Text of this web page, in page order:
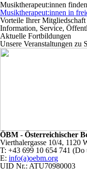
Musiktherapeut:innen finden
Musiktherapeut:innen in
Vorteile Ihrer Mitgliedschaft
Information, Service,
Aktuelle Fortbildungen
Unsere Veranstaltungen zu
ÖBM - Österreichischer
Vierthalergasse 10/4, 1120
T: +43 699 10 654 741 (Do
E: info(a)oebm.org
UID Nr.: ATU70980003